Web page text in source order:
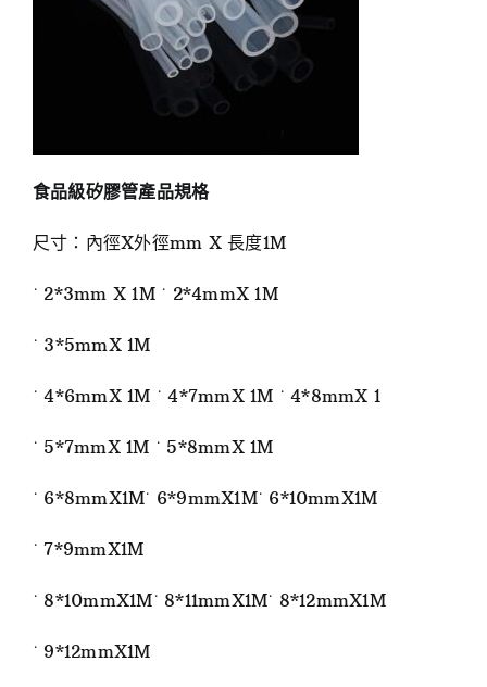
食品級矽膠管產品規格
尺寸：內徑X外徑mm X 長度1M
˙ 2*3mm X 1M ˙ 2*4mmX 1M
˙ 3*5mmX 1M
˙ 4*6mmX 1M ˙ 4*7mmX 1M ˙ 4*8mmX 1
˙ 5*7mmX 1M ˙ 5*8mmX 1M
˙ 6*8mmX1M˙ 6*9mmX1M˙ 6*10mmX1M
˙ 7*9mmX1M
˙ 8*10mmX1M˙ 8*11mmX1M˙ 8*12mmX1M
˙ 9*12mmX1M